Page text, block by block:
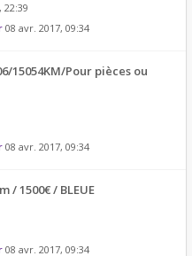
22:39
08 avr. 2017, 09:34
15054KM/Pour pièces ou
08 avr. 2017, 09:34
/ 1500€ / BLEUE
08 avr. 2017, 09:34